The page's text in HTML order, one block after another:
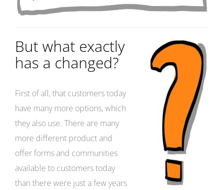
But what exactly
has a changed?
First of all, that customers today
have many more options, which
they also use. There are many
more different product and
offer forms and communities
available to customers today
than there were just a few years